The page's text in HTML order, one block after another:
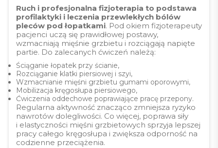
Ruch i profesjonalna fizjoterapia to podstawa
profilaktyki i leczenia przewlekłych bólów
pleców pod łopatkami. Pod okiem fizjoterapeuty
pacjenci uczą się prawidłowej postawy,
wzmacniają mięśnie grzbietu i rozciągają napięte
partie. Do zalecanych ćwiczeń należą:
Ściąganie łopatek przy ścianie,
Rozciąganie klatki piersiowej i szyi,
Wzmacnianie mięśni grzbietu gumami oporowymi,
Mobilizacja kręgosłupa piersiowego,
Ćwiczenia oddechowe poprawiające pracę przepony.
Regularna aktywność znacząco zmniejsza ryzyko
nawrotów dolegliwości. Co więcej, poprawa siły
i elastyczności mięśni grzbietowych sprzyja lepszej
pracy całego kręgosłupa i zwiększa odporność na
codzienne przeciążenia.